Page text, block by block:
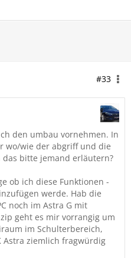
#33
den umbau vornehmen. In
wo/wie der abgriff und die
bitte jemand erläutern?
ob ich diese Funktionen -
werde. Hab die
noch im Astra G mit
geht es mir vorrangig um
im Schulterbereich,
Astra ziemlich fragwürdig